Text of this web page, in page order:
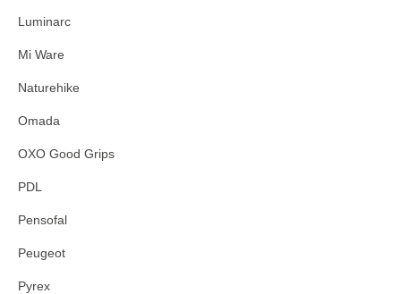
Luminarc
Mi Ware
Naturehike
Omada
OXO Good Grips
PDL
Pensofal
Peugeot
Pyrex